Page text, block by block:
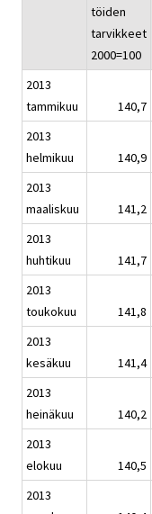
töiden
tarvikkeet
2000=100
2013
tammikuu
140,7
2013
helmikuu
140,9
2013
maaliskuu
141,2
2013
huhtikuu
141,7
2013
toukokuu
141,8
2013
kesäkuu
141,4
2013
heinäkuu
140,2
2013
elokuu
140,5
2013